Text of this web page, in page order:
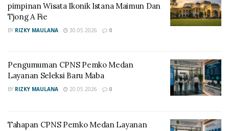
Berdasarkan pengalaman sebelumnya, calon pelamar
diharapkan untuk tidak terburu-buru registrasi
pendaftaran yang tidak tentu sama dengan seleksi
pimpinan Wisata Ikonik Istana Maimun Dan
Tjong A Fie
BY RIZKY MAULANA 30.05.2026 0
Pengumuman CPNS Pemko Medan
Layanan Seleksi Baru Maba
BY RIZKY MAULANA 20.05.2026 0
Tahapan CPNS Pemko Medan Layanan